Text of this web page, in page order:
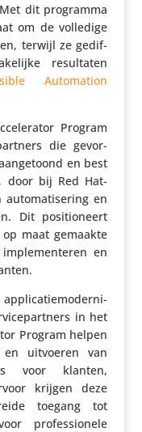
dit programma
om de volledige
terwijl ze gedif­
resul­taten
Auto­ma­tion
Program
die gevor­
en best
door bij Red Hat-
en
Dit posi­ti­o­neert
maat gemaakte
en
in het
Program helpen
uitvoeren van
voor klanten,
krijgen deze
toegang tot
profes­si­o­nele